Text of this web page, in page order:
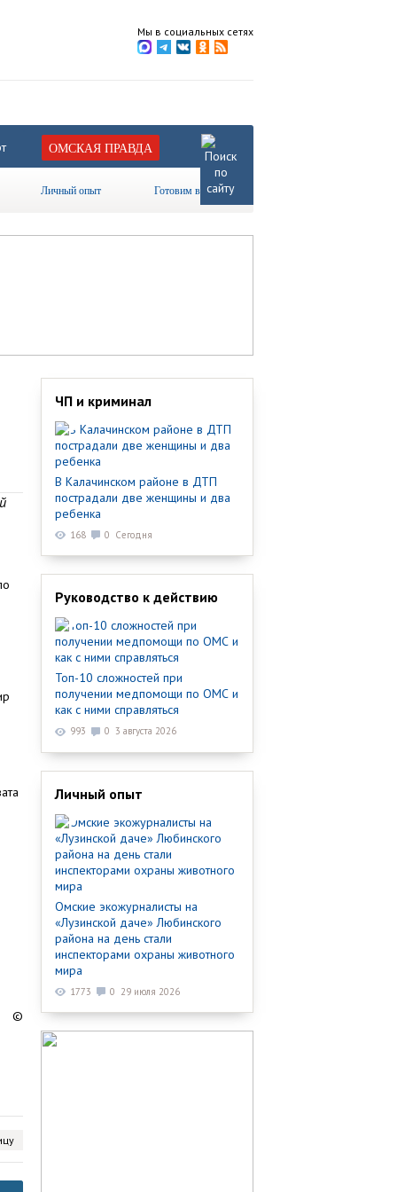
Мы в социальных сетях
ОМСКАЯ ПРАВДА
Личный опыт Готовим вместе
©
ЧП и криминал
В Калачинском районе в ДТП
пострадали две женщины и два
ребенка
168 0 Сегодня
Руководство к действию
Топ-10 сложностей при
получении медпомощи по ОМС и
как с ними справляться
993 0 3 августа 2026
Личный опыт
Омские экожурналисты на
«Лузинской даче» Любинского
района на день стали
инспекторами охраны животного
мира
1773 0 29 июля 2026